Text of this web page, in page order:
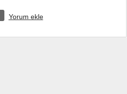
Yorum ekle